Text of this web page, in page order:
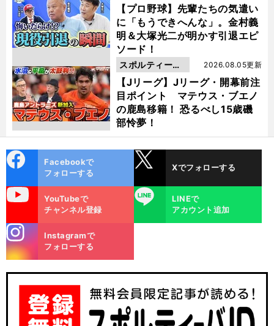
【プロ野球】先輩たちの気遣い
に「もうできへんな」。金村義
明＆大塚光二が明かす引退エピ
ソード！
動画
【Jリーグ】Jリーグ・開幕前注
目ポイント マテウス・ブエノ
の鹿島移籍！ 恐るべし15歳磯
部怜夢！
2026.08.05更新
スポルティーバ
動画
ok
Facebookで
フォローする
Xでフォローする
YouTubeで
チャンネル登録
LINE
LINEで
アカウント追加
m
Instagramで
フォローする